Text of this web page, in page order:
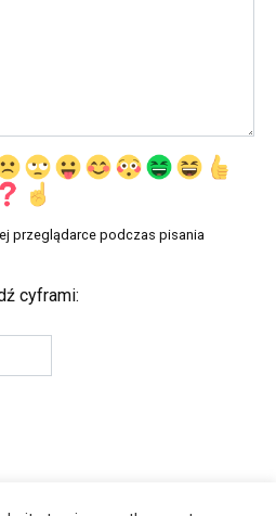
przeglądarce podczas pisania
cyframi: